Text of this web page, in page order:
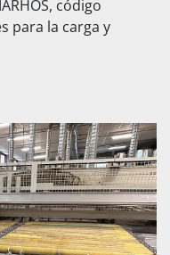
código
para la carga y